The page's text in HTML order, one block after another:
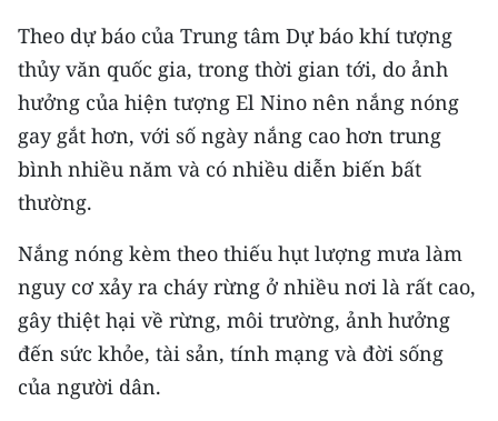
Media Pháp luật
Media Du lịch
Media Thế giới
Media Thể thao
Media Giáo dục
Media Y tế
Media Khoa học - Công nghệ
Media Môi trường
Theo dự báo của Trung tâm Dự báo khí tượng
thủy văn quốc gia, trong thời gian tới, do ảnh
hưởng của hiện tượng El Nino nên nắng nóng
gay gắt hơn, với số ngày nắng cao hơn trung
bình nhiều năm và có nhiều diễn biến bất
thường.
Nắng nóng kèm theo thiếu hụt lượng mưa làm
nguy cơ xảy ra cháy rừng ở nhiều nơi là rất cao,
gây thiệt hại về rừng, môi trường, ảnh hưởng
đến sức khỏe, tài sản, tính mạng và đời sống
của người dân.